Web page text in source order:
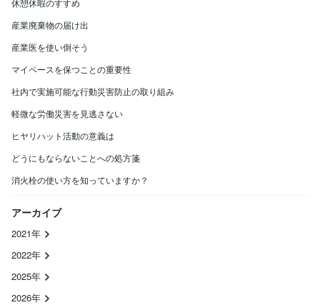
休憩休暇のすすめ
産業廃棄物の届け出
産業医を使い倒そう
マイペースを保つことの重要性
社内で実施可能な行動災害防止の取り組み
軽微な労働災害を見逃さない
ヒヤリハット活動の意義は
どうにもならないことへの処方箋
消火栓の使い方を知っていますか？
アーカイブ
2021年
2022年
2025年
2026年